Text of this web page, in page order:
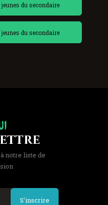
jeunes du secondaire
jeunes du secondaire
notre liste de
S'inscrire